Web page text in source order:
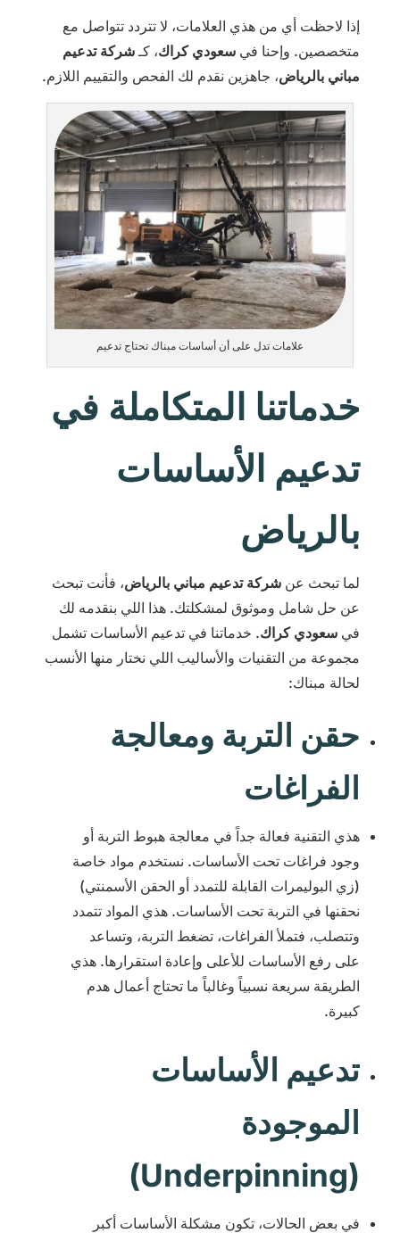
إذا لاحظت أي من هذي العلامات، لا تتردد تتواصل مع
متخصصين. وإحنا في سعودي كراك، كـشركة تدعيم
مباني بالرياض، جاهزين نقدم لك الفحص والتقييم اللازم.
علامات تدل على أن أساسات مبناك تحتاج تدعيم
خدماتنا المتكاملة في
تدعيم الأساسات
بالرياض
لما تبحث عن شركة تدعيم مباني بالرياض، فأنت تبحث
عن حل شامل وموثوق لمشكلتك. هذا اللي بنقدمه لك
في سعودي كراك. خدماتنا في تدعيم الأساسات تشمل
مجموعة من التقنيات والأساليب اللي نختار منها الأنسب
لحالة مبناك:
حقن التربة ومعالجة
الفراغات
هذي التقنية فعالة جداً في معالجة هبوط التربة أو
وجود فراغات تحت الأساسات. نستخدم مواد خاصة
(زي البوليمرات القابلة للتمدد أو الحقن الأسمنتي)
نحقنها في التربة تحت الأساسات. هذي المواد تتمدد
وتتصلب، فتملأ الفراغات، تضغط التربة، وتساعد
على رفع الأساسات للأعلى وإعادة استقرارها. هذي
الطريقة سريعة نسبياً وغالباً ما تحتاج أعمال هدم
كبيرة.
تدعيم الأساسات
الموجودة
(Underpinning)
في بعض الحالات، تكون مشكلة الأساسات أكبر